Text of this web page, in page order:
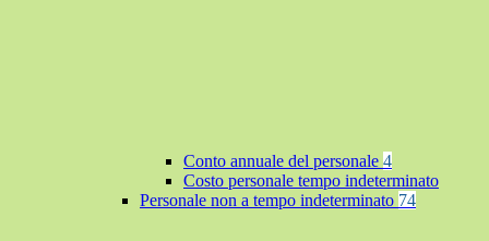
Conto annuale del personale 4
Costo personale tempo indeterminato
Personale non a tempo indeterminato 74